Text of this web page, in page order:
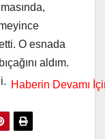
O esnada
aldım.